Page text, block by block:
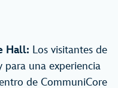
Hall: Los visitantes de
para una experiencia
de CommuniCore